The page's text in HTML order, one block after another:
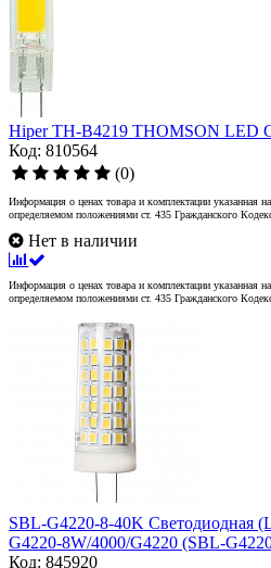
Hiper TH-B4219 THOMSON LED
Код: 810564
(0)
Информация о ценах товара и комплектации указанная
определяемом положениями ст. 435 Гражданского
Нет в наличии
Информация о ценах товара и комплектации указанная
определяемом положениями ст. 435 Гражданского
SBL-G4220-8-40K Светодиодная
G4220-8W/4000/G4220 (SBL-
Код: 845920